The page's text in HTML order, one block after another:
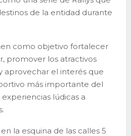
de la entidad durante
como objetivo fortalecer
promover los atractivos
aprovechar el interés que
más importante del
lúdicas a
la esquina de las calles 5